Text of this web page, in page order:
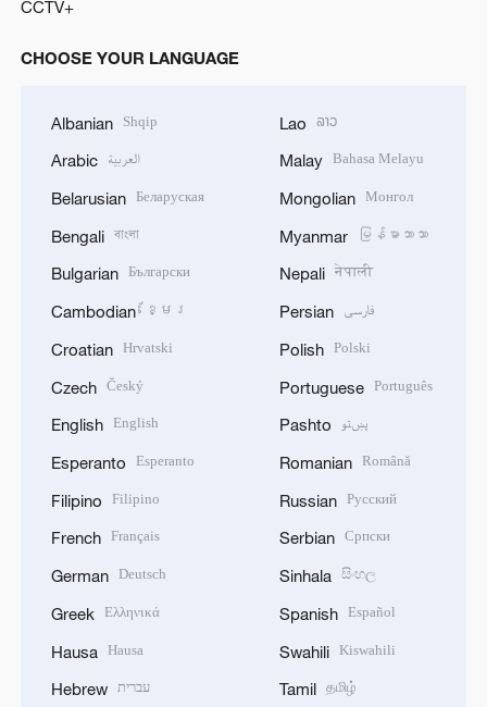
CCTV+
CHOOSE YOUR LANGUAGE
Albanian Shqip
Arabic العربية
Belarusian Беларуская
Bengali বাংলা
Bulgarian Български
Cambodian ខ្មែរ
Croatian Hrvatski
Czech Český
English English
Esperanto Esperanto
Filipino Filipino
French Français
German Deutsch
Greek Ελληνικά
Hausa Hausa
Hebrew עברית
Lao ລາວ
Malay Bahasa Melayu
Mongolian Монгол
Myanmar မြန်မာဘာသာ
Nepali नेपाली
Persian فارسی
Polish Polski
Portuguese Português
Pashto پښتو
Romanian Română
Russian Русский
Serbian Српски
Sinhala සිංහල
Spanish Español
Swahili Kiswahili
Tamil தமிழ்